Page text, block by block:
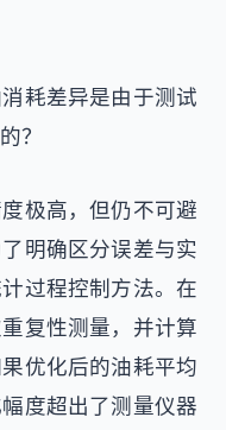
耗差异是由于测试
？
极高，但仍不可避
明确区分误差与实
过程控制方法。在
复性测量，并计算
优化后的油耗平均
度超出了测量仪器